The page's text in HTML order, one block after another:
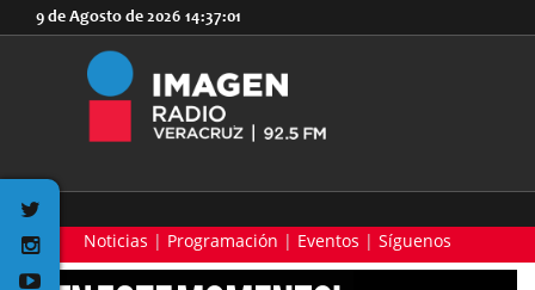
9 de Agosto de 2026 14:37:01
Noticias | Programación | Eventos | Síguenos